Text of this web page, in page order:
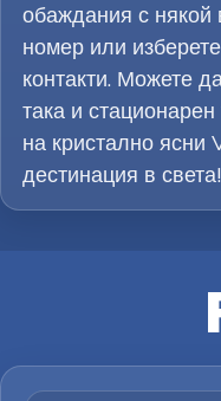
обаждания с някой
номер или
контакти. Можете
така и
на кристално ясни
дестинация в света!